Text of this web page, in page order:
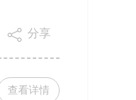
分享
查看详情